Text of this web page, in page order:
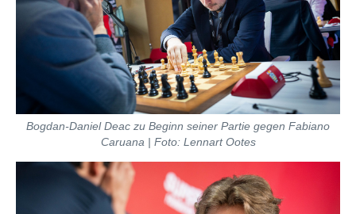
Bogdan-Daniel Deac zu Beginn seiner Partie gegen Fabiano
Caruana | Foto: Lennart Ootes